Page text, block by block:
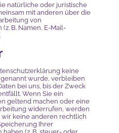
natürliche oder juristische
mit anderen über die
von
B. Namen, E-Mail-
keine
wurde, verbleiben
bei uns, bis der Zweck
Wenn Sie ein
geltend machen oder eine
widerrufen, werden
wir keine anderen rechtlich
Ihrer